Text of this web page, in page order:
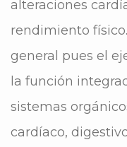
alteraciones
rendimiento
general pues el
la función
sistemas
cardíaco,